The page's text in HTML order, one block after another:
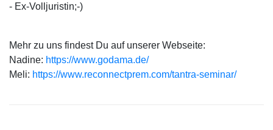
- Ex-Volljuristin;-)
Mehr zu uns findest Du auf unserer Webseite:
Nadine: https://www.godama.de/
Meli: https://www.reconnectprem.com/tantra-seminar/